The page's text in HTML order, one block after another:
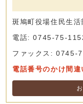
斑鳩町役場住民生
電話: 0745-75-
ファックス: 0745-
電話番号のかけ間違